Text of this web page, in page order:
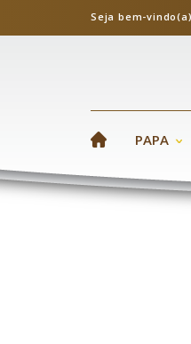
Seja bem-
PAPA